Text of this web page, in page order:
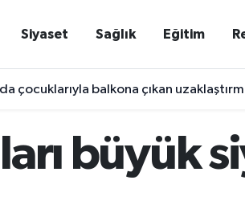
Siyaset Sağlık Eğitim
çocuklarıyla balkona çıkan
büyük